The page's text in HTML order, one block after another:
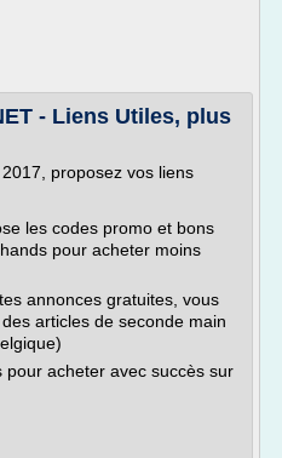
- Liens Utiles, plus
proposez vos liens
les codes promo et bons
pour acheter moins
annonces gratuites, vous
articles de seconde main
pour acheter avec succès sur